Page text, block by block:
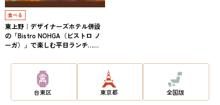
食べる
東上野｜デザイナーズホテル併設
の「Bistro NOHGA（ビストロ ノ
ーガ）」で楽しむ平日ランチ……
台東区 東京都 全国版